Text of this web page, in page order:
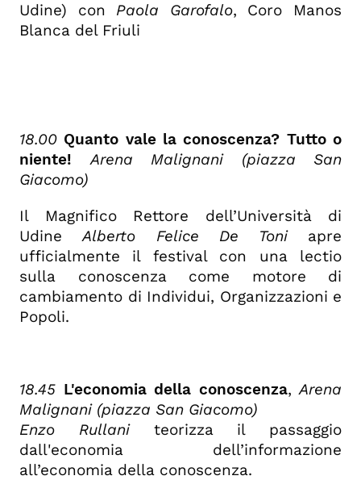
Udine) con Paola Garofalo, Coro Manos
Blanca del Friuli
18.00 Quanto vale la conoscenza? Tutto o
niente!Arena Malignani (piazza San
Giacomo)
Il Magnifico Rettore dell’Università di
UdineAlberto Felice De Toniapre
ufficialmente il festival con una lectio
sulla conoscenza come motore di
cambiamento di Individui, Organizzazioni e
Popoli.
18.45 L'economia della conoscenza,Arena
Malignani (piazza San Giacomo)
Enzo Rullaniteorizza il passaggio
dall'economia dell’informazione
all’economia della conoscenza.